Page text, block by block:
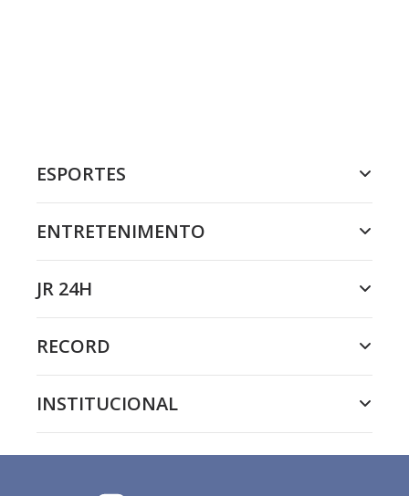
ESPORTES
ENTRETENIMENTO
JR 24H
RECORD
INSTITUCIONAL